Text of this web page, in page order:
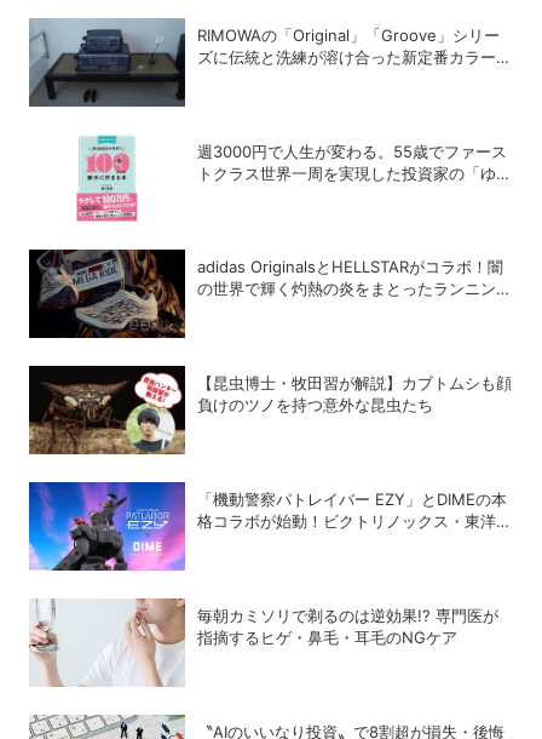
RIMOWAの「Original」「Groove」シリー
ズに伝統と洗練が溶け合った新定番カラーの
週3000円で人生が変わる。55歳でファース
トクラス世界一周を実現した投資家の「ゆる
adidas OriginalsとHELLSTARがコラボ！闇
の世界で輝く灼熱の炎をまとったランニング
【昆虫博士・牧田習が解説】カブトムシも顔
負けのツノを持つ意外な昆虫たち
「機動警察パトレイバー EZY」とDIMEの本
格コラボが始動！ビクトリノックス・東洋ス
毎朝カミソリで剃るのは逆効果!? 専門医が
指摘するヒゲ・鼻毛・耳毛のNGケア
〝AIのいいなり投資〟で8割超が損失・後悔